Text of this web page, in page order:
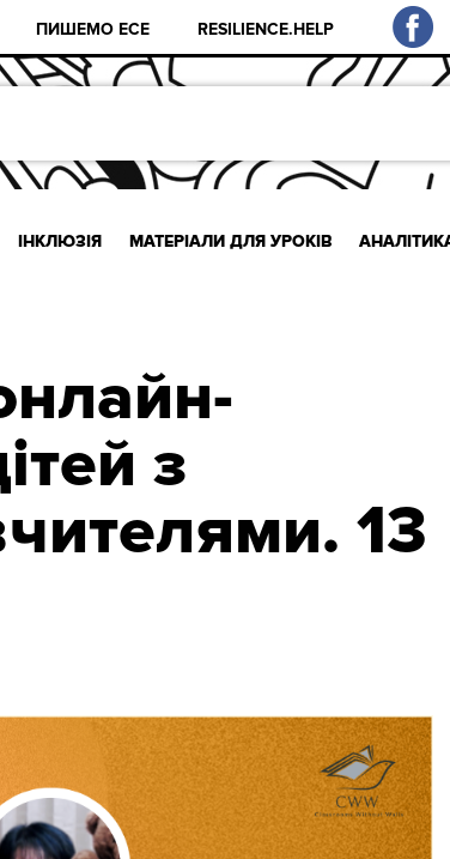
ПИШЕМО ЕСЕ RESILIENCE.HELP
ІНКЛЮЗІЯ МАТЕРІАЛИ ДЛЯ УРОКІВ
з
13